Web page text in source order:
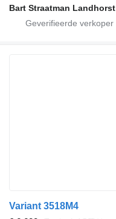
Bart Straatman Landhorst
Variant 3518M4